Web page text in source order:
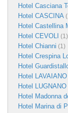
Hotel Casciana
Hotel CASCINA
Hotel Castellina
Hotel CEVOLI (1)
Hotel Chianni (1)
Hotel Crespina
Hotel
Hotel LAVAIANO
Hotel LUGNANO
Hotel Madonna
Hotel Marina di